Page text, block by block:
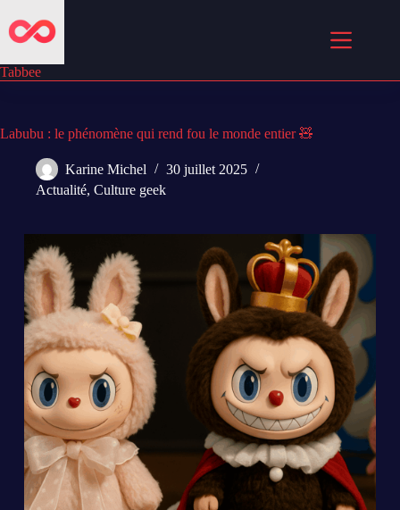
au
contenu
Tabbee
Labubu : le phénomène qui rend fou le monde entier 🧸
Karine Michel
30 juillet 2025
Actualité, Culture geek